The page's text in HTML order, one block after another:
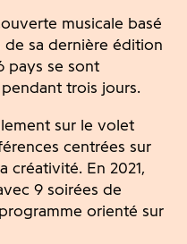
musicale basé
de sa dernière édition
pays se sont
trois jours.
sur le volet
centrées sur
créativité. En 2021,
9 soirées de
orienté sur